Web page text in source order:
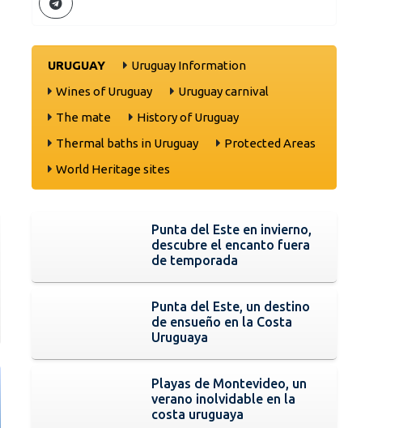
URUGUAY
Uruguay Information
Wines of Uruguay
Uruguay carnival
The mate
History of Uruguay
Thermal baths in Uruguay
Protected Areas
World Heritage sites
Punta del Este en invierno,
descubre el encanto fuera
de temporada
Punta del Este, un destino
de ensueño en la Costa
Uruguaya
Playas de Montevideo, un
verano inolvidable en la
costa uruguaya